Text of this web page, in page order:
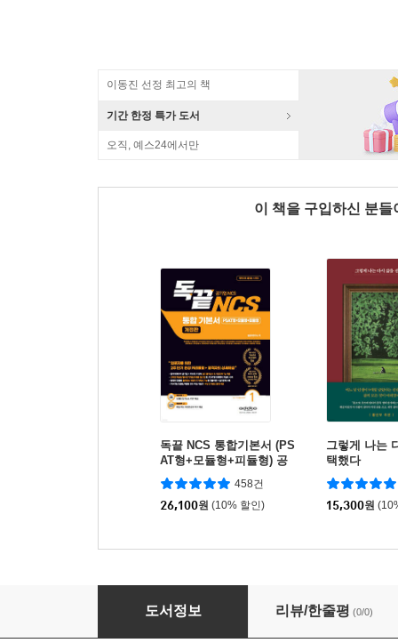
이동진 선정 최고의 책
기간 한정 특가 도서
오직, 예스24에서만
이 책을 구입하신 분
독끝 NCS 통합기본서 (PS
AT형+모듈형+피듈형) 공
기업 대비
458건
26,100원 (10% 할인)
그렇게 나는
택했다
15,300원
명리, 내 인생의 날씨를 읽는 법
도서정보 리뷰/한줄평 (0/0)